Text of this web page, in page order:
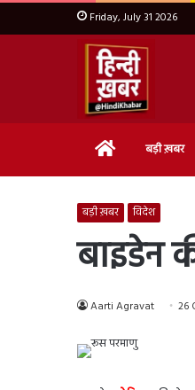
Friday, July 31 2026
Home बड़ी ख़बर
बड़ी ख़बर विदेश
बाइडेन
Aarti Agravat 26